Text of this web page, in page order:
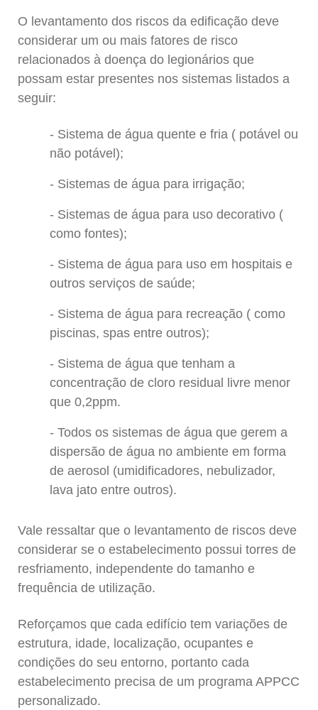
O levantamento dos riscos da edificação deve
considerar um ou mais fatores de risco
relacionados à doença do legionários que
possam estar presentes nos sistemas listados a
seguir:
Sistema de água quente e fria ( potável ou
não potável);
Sistemas de água para irrigação;
Sistemas de água para uso decorativo (
como fontes);
Sistema de água para uso em hospitais e
outros serviços de saúde;
Sistema de água para recreação ( como
piscinas, spas entre outros);
Sistema de água que tenham a
concentração de cloro residual livre menor
que 0,2ppm.
Todos os sistemas de água que gerem a
dispersão de água no ambiente em forma
de aerosol (umidificadores, nebulizador,
lava jato entre outros).
Vale ressaltar que o levantamento de riscos deve
considerar se o estabelecimento possui torres de
resfriamento, independente do tamanho e
frequência de utilização.
Reforçamos que cada edifício tem variações de
estrutura, idade, localização, ocupantes e
condições do seu entorno, portanto cada
estabelecimento precisa de um programa APPCC
personalizado.